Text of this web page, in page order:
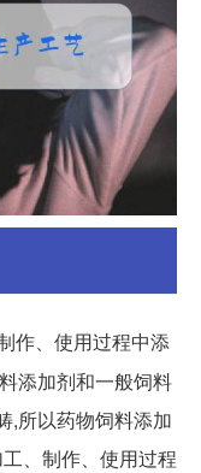
作、使用过程中添
添加剂和一般饲料
,所以药物饲料添加
、制作、使用过程